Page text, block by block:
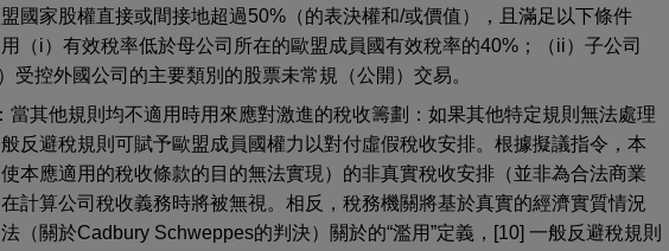
國家股權直接或間接地超過50%（的表決權和/或價值），且滿足以下條件
（i）有效稅率低於母公司所在的歐盟成員國有效稅率的40%；（ii）子公司
受控外國公司的主要類別的股票未常規（公開）交易。
當其他規則均不適用時用來應對激進的稅收籌劃：如果其他特定規則無法處理
反避稅規則可賦予歐盟成員國權力以對付虛假稅收安排。根據擬議指令，本
本應適用的稅收條款的目的無法實現）的非真實稅收安排（並非為合法商業
計算公司稅收義務時將被無視。相反，稅務機關將基於真實的經濟實質情況
（關於Cadbury Schweppes的判決）關於的“濫用”定義，[10] 一般反避稅規則